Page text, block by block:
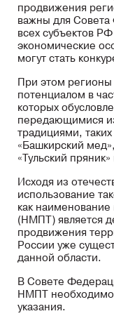
продвижения
важны для Совета
всех субъектов
экономические
могут стать
При этом
потенциалом в
которых
передающимися
традициями,
«Башкирский
«Тульский
Исходя из
использование
как
(НМПТ) является
продвижения
России уже
данной области.
В Совете
НМПТ необходимо
указания.